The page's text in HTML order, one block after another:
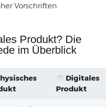
Vorschriften
Produkt? Die
im Überblick
Digitales
Produkt